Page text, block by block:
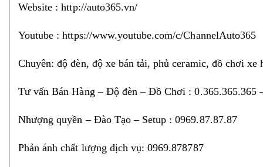
Website :http://auto365.vn/
Youtube :https://www.youtube.com/c/ChannelAuto365
Chuyên: độ đèn, độ xe bán tải, phủ ceramic, đồ chơi xe
Tư vấn Bán Hàng – Độ đèn – Đồ Chơi : 0.365.365.365
Nhượng quyền – Đào Tạo – Setup : 0969.87.87.87
Phản ánh chất lượng dịch vụ: 0969.878787